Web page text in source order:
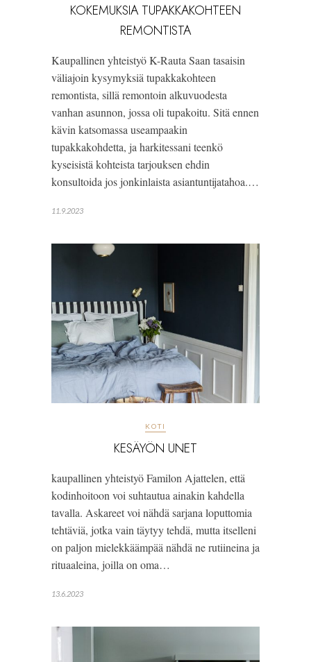
KOKEMUKSIA TUPAKKAKOHTEEN
REMONTISTA
Kaupallinen yhteistyö K-Rauta Saan tasaisin
väliajoin kysymyksiä tupakkakohteen
remontista, sillä remontoin alkuvuodesta
vanhan asunnon, jossa oli tupakoitu. Sitä ennen
kävin katsomassa useampaakin
tupakkakohdetta, ja harkitessani teenkö
kyseisistä kohteista tarjouksen ehdin
konsultoida jos jonkinlaista asiantuntijatahoa.…
11.9.2023
KOTI
KESÄYÖN UNET
kaupallinen yhteistyö Familon Ajattelen, että
kodinhoitoon voi suhtautua ainakin kahdella
tavalla. Askareet voi nähdä sarjana loputtomia
tehtäviä, jotka vain täytyy tehdä, mutta itselleni
on paljon mielekkäämpää nähdä ne rutiineina ja
rituaaleina, joilla on oma…
13.6.2023